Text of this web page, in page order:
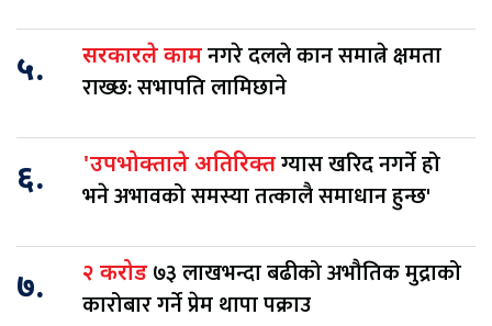
५. सरकारले कामनगरे दलले कान समात्ने क्षमता
राख्छ: सभापति लामिछाने
६. 'उपभोक्ताले अतिरिक्तग्यास खरिद नगर्ने हो
भने अभावको समस्या तत्कालै समाधान हुन्छ'
७. २ करोड ७३ लाखभन्दा बढीको अभौतिक मुद्राको
कारोबार गर्ने प्रेम थापा पक्राउ